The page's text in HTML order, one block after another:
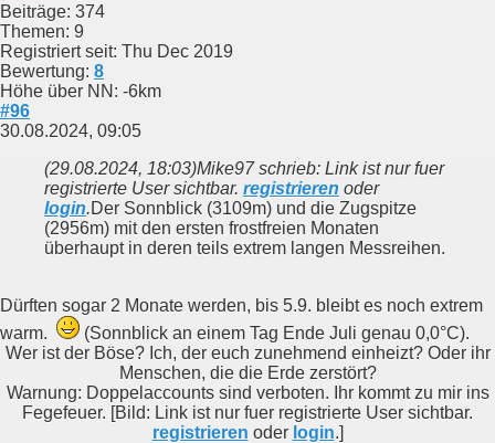
Beiträge: 374
Themen: 9
Registriert seit: Thu Dec 2019
Bewertung: 8
Höhe über NN: -6km
#96
30.08.2024, 09:05
(29.08.2024, 18:03)Mike97 schrieb: Link ist nur fuer
registrierte User sichtbar. registrieren oder
login.Der Sonnblick (3109m) und die Zugspitze
(2956m) mit den ersten frostfreien Monaten
überhaupt in deren teils extrem langen Messreihen.
Dürften sogar 2 Monate werden, bis 5.9. bleibt es noch extrem
warm.
(Sonnblick an einem Tag Ende Juli genau 0,0°C).
Wer ist der Böse? Ich, der euch zunehmend einheizt? Oder ihr
Menschen, die die Erde zerstört?
Warnung: Doppelaccounts sind verboten. Ihr kommt zu mir ins
Fegefeuer. [Bild: Link ist nur fuer registrierte User sichtbar.
registrieren oder login.]